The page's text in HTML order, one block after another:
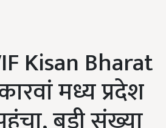
Kisan Bharat
मध्य प्रदेश